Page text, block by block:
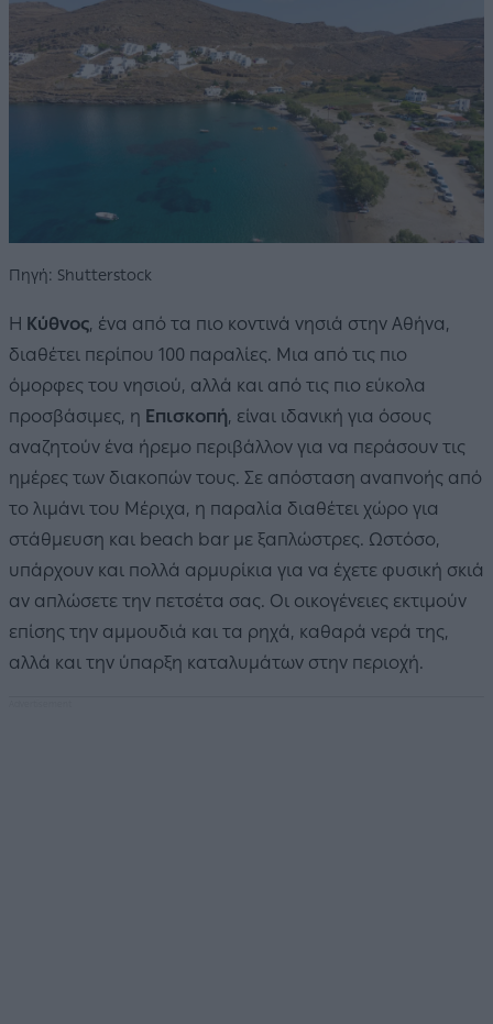
Πηγή: Shutterstock
Η Κύθνος, ένα από τα πιο κοντινά νησιά στην Αθήνα,
διαθέτει περίπου 100 παραλίες. Μια από τις πιο
όμορφες του νησιού, αλλά και από τις πιο εύκολα
προσβάσιμες, η Επισκοπή, είναι ιδανική για όσους
αναζητούν ένα ήρεμο περιβάλλον για να περάσουν τις
ημέρες των διακοπών τους. Σε απόσταση αναπνοής από
το λιμάνι του Μέριχα, η παραλία διαθέτει χώρο για
στάθμευση και beach bar με ξαπλώστρες. Ωστόσο,
υπάρχουν και πολλά αρμυρίκια για να έχετε φυσική σκιά
αν απλώσετε την πετσέτα σας. Οι οικογένειες εκτιμούν
επίσης την αμμουδιά και τα ρηχά, καθαρά νερά της,
αλλά και την ύπαρξη καταλυμάτων στην περιοχή.